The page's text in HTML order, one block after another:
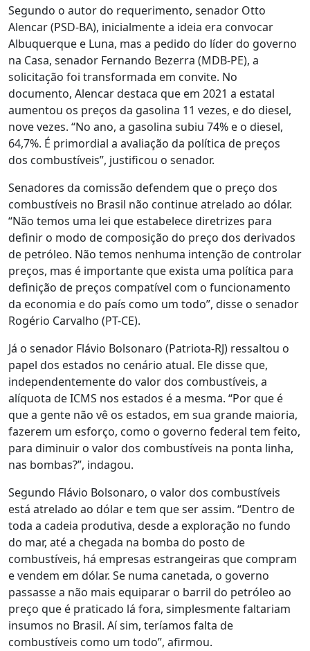
Segundo o autor do requerimento, senador Otto
Alencar (PSD-BA), inicialmente a ideia era convocar
Albuquerque e Luna, mas a pedido do líder do governo
na Casa, senador Fernando Bezerra (MDB-PE), a
solicitação foi transformada em convite. No
documento, Alencar destaca que em 2021 a estatal
aumentou os preços da gasolina 11 vezes, e do diesel,
nove vezes. “No ano, a gasolina subiu 74% e o diesel,
64,7%. É primordial a avaliação da política de preços
dos combustíveis”, justificou o senador.
Senadores da comissão defendem que o preço dos
combustíveis no Brasil não continue atrelado ao dólar.
“Não temos uma lei que estabelece diretrizes para
definir o modo de composição do preço dos derivados
de petróleo. Não temos nenhuma intenção de controlar
preços, mas é importante que exista uma política para
definição de preços compatível com o funcionamento
da economia e do país como um todo”, disse o senador
Rogério Carvalho (PT-CE).
Já o senador Flávio Bolsonaro (Patriota-RJ) ressaltou o
papel dos estados no cenário atual. Ele disse que,
independentemente do valor dos combustíveis, a
alíquota de ICMS nos estados é a mesma. “Por que é
que a gente não vê os estados, em sua grande maioria,
fazerem um esforço, como o governo federal tem feito,
para diminuir o valor dos combustíveis na ponta linha,
nas bombas?”, indagou.
Segundo Flávio Bolsonaro, o valor dos combustíveis
está atrelado ao dólar e tem que ser assim. “Dentro de
toda a cadeia produtiva, desde a exploração no fundo
do mar, até a chegada na bomba do posto de
combustíveis, há empresas estrangeiras que compram
e vendem em dólar. Se numa canetada, o governo
passasse a não mais equiparar o barril do petróleo ao
preço que é praticado lá fora, simplesmente faltariam
insumos no Brasil. Aí sim, teríamos falta de
combustíveis como um todo”, afirmou.